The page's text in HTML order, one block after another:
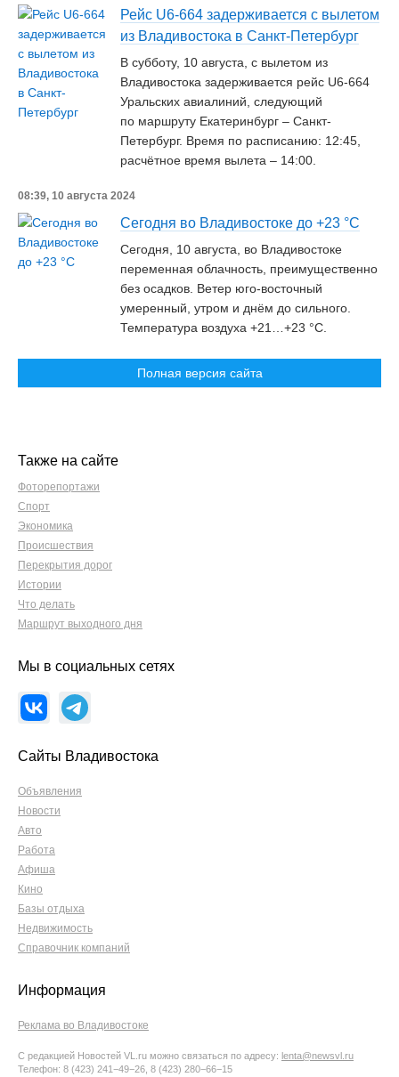
Рейс U6-664 задерживается с вылетом
из Владивостока в Санкт-Петербург
В субботу, 10 августа, с вылетом из
Владивостока задерживается рейс U6-664
Уральских авиалиний, следующий
по маршруту Екатеринбург – Санкт-
Петербург. Время по расписанию: 12:45,
расчётное время вылета – 14:00.
08:39, 10 августа 2024
Сегодня во Владивостоке до +23 °С
Сегодня, 10 августа, во Владивостоке
переменная облачность, преимущественно
без осадков. Ветер юго-восточный
умеренный, утром и днём до сильного.
Температура воздуха +21…+23 °С.
Полная версия сайта
Также на сайте
Фоторепортажи
Спорт
Экономика
Происшествия
Перекрытия дорог
Истории
Что делать
Маршрут выходного дня
Мы в социальных сетях
Сайты Владивостока
Объявления
Новости
Авто
Работа
Афиша
Кино
Базы отдыха
Недвижимость
Справочник компаний
Информация
Реклама во Владивостоке
С редакцией Новостей VL.ru можно связаться по адресу: lenta@newsvl.ru
Телефон: 8 (423) 241−49−26, 8 (423) 280−66−15